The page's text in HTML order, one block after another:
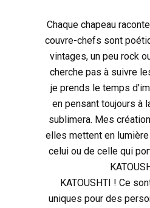
Chaque chapeau
couvre-chefs sont
vintages, un peu rock
cherche pas à suivre
je prends le temps
en pensant toujours à
sublimera. Mes
elles mettent en
celui ou de celle qui
KATOUSHTI ! Ce
uniques pour des